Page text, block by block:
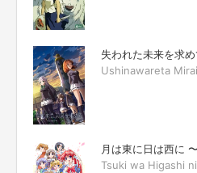
失われた未来を求め
Ushinawareta
月は東に日は西に
Tsuki wa Higashi